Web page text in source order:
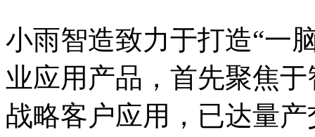
小雨智造致力于打造“一
业应用产品，首先聚焦
战略客户应用，已达量